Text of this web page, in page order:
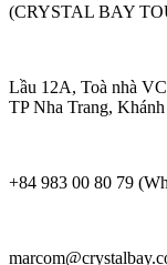
(CRYSTAL BAY
Lầu 12A, Toà nhà
TP Nha Trang,
+84 983 00 80 79